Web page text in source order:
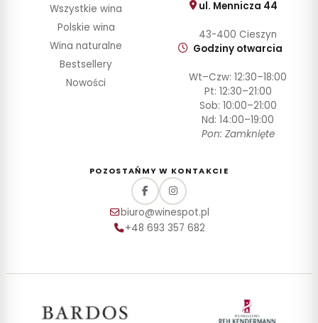
Wszystkie wina
Polskie wina
Wina naturalne
Bestsellery
Nowości
ul. Mennicza 44
43-400 Cieszyn
Godziny otwarcia
Wt–Czw: 12:30–18:00
Pt: 12:30–21:00
Sob: 10:00–21:00
Nd: 14:00–19:00
Pon: Zamknięte
POZOSTAŃMY W KONTAKCIE
biuro@winespot.pl
+48 693 357 682